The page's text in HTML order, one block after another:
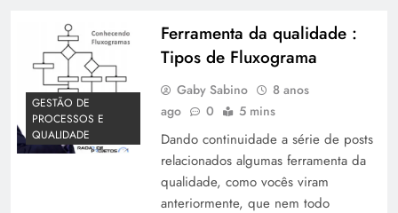
GESTÃO DE
PROCESSOS E
QUALIDADE
Ferramenta da qualidade :
Tipos de Fluxograma
Gaby Sabino
8 anos
ago
0 5 mins
Dando continuidade a série de posts
relacionados algumas ferramenta da
qualidade, como vocês viram
anteriormente, que nem todo